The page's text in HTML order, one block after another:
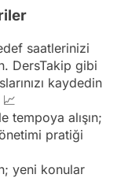
saatlerinizi
DersTakip gibi
kaydedin
tempoya alışın;
pratiği
yeni konular